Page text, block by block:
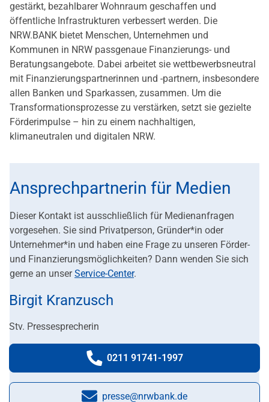
gestärkt, bezahlbarer Wohnraum geschaffen und
öffentliche Infrastrukturen verbessert werden. Die
NRW.BANK bietet Menschen, Unternehmen und
Kommunen in NRW passgenaue Finanzierungs- und
Beratungsangebote. Dabei arbeitet sie wettbewerbsneutral
mit Finanzierungspartnerinnen und -partnern, insbesondere
allen Banken und Sparkassen, zusammen. Um die
Transformationsprozesse zu verstärken, setzt sie gezielte
Förderimpulse – hin zu einem nachhaltigen,
klimaneutralen und digitalen NRW.
Ansprechpartnerin für Medien
Dieser Kontakt ist ausschließlich für Medienanfragen
vorgesehen. Sie sind Privatperson, Gründer*in oder
Unternehmer*in und haben eine Frage zu unseren Förder-
und Finanzierungsmöglichkeiten? Dann wenden Sie sich
gerne an unserService-Center.
Birgit Kranzusch
Stv. Pressesprecherin
Telefonnummer:
0211 91741-1997
presse@nrwbank.de